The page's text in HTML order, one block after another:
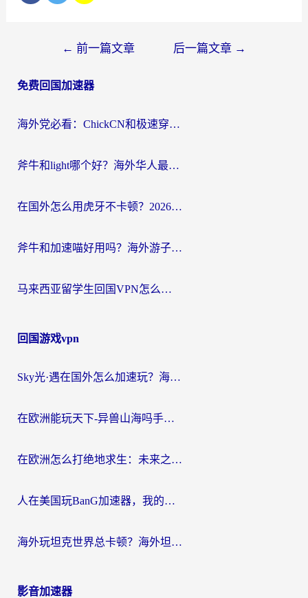
导
← 前一篇文章 后一篇文章 →
免费回国加速器
海外党必看：ChickCN和极速穿梭VPN好用吗？3招教你选对回国加速器无缝刷国内资源
斧牛和light哪个好？海外华人最关心的回国加速器选择难题，一篇讲透
在国外怎么用虎牙不卡顿？2026海外华人亲测有效的回国加速器选择指南
斧牛和加速喵好用吗？海外游子的真实选择困境
马来西亚留学生回国VPN怎么选？3个避坑点+1款实测好用的加速器推荐
回国游戏vpn
Sky光·遇在国外怎么加速玩？海外党亲测有效的国服游戏加速指南
在欧洲能玩天下-异兽山海吗手游？海外玩家的加速器生存指南
在欧洲怎么打绝地求生：未来之役不卡？留学生亲测的加速器避坑指南
人在美国玩BanG加速器，我的延迟终于绿了
海外玩坦克世界总卡顿？海外坦克世界加速器有哪些？实测好用的选择在这里
影音加速器